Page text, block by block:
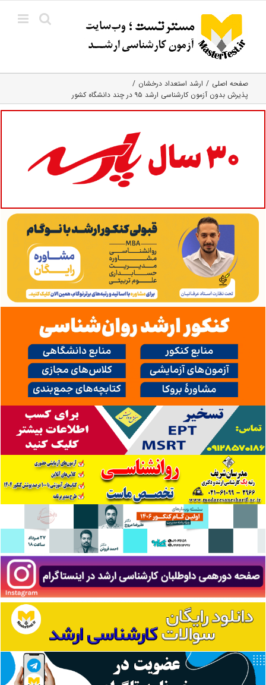
content
صفحه اصلی
ارشد استعداد درخشان
پذیرش بدون آزمون کارشناسی ارشد ۹۵ در چند دانشگاه کشور